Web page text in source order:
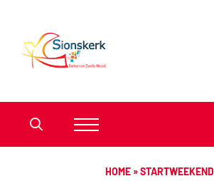
HOME»STARTWEEKEND